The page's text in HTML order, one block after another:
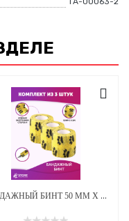
БАНДАЖНЫЙ БИНТ 50 ММ Х 4.5 М ЖЕЛТЫЙ С ЛАПКАМИ - 3 ШТ